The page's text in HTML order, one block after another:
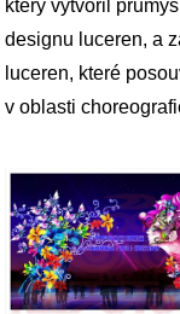
který vytvořil
designu luceren, a
luceren, které
v oblasti